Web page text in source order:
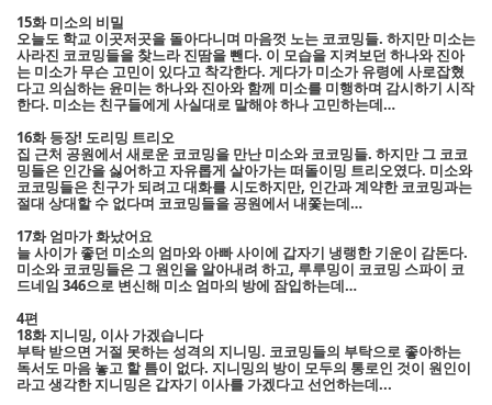
15화 미소의 비밀
오늘도 학교 이곳저곳을 돌아다니며 마음껏 노는 코코밍들. 하지만 미소는
사라진 코코밍들을 찾느라 진땀을 뺀다. 이 모습을 지켜보던 하나와 진아
는 미소가 무슨 고민이 있다고 착각한다. 게다가 미소가 유령에 사로잡혔
다고 의심하는 윤미는 하나와 진아와 함께 미소를 미행하며 감시하기 시작
한다. 미소는 친구들에게 사실대로 말해야 하나 고민하는데…
16화 등장! 도리밍 트리오
집 근처 공원에서 새로운 코코밍을 만난 미소와 코코밍들. 하지만 그 코코
밍들은 인간을 싫어하고 자유롭게 살아가는 떠돌이밍 트리오였다. 미소와
코코밍들은 친구가 되려고 대화를 시도하지만, 인간과 계약한 코코밍과는
절대 상대할 수 없다며 코코밍들을 공원에서 내쫓는데…
17화 엄마가 화났어요
늘 사이가 좋던 미소의 엄마와 아빠 사이에 갑자기 냉랭한 기운이 감돈다.
미소와 코코밍들은 그 원인을 알아내려 하고, 루루밍이 코코밍 스파이 코
드네임 346으로 변신해 미소 엄마의 방에 잠입하는데…
4편
18화 지니밍, 이사 가겠습니다
부탁 받으면 거절 못하는 성격의 지니밍. 코코밍들의 부탁으로 좋아하는
독서도 마음 놓고 할 틈이 없다. 지니밍의 방이 모두의 통로인 것이 원인이
라고 생각한 지니밍은 갑자기 이사를 가겠다고 선언하는데...